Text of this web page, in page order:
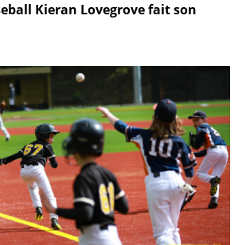
Kieran Lovegrove fait son